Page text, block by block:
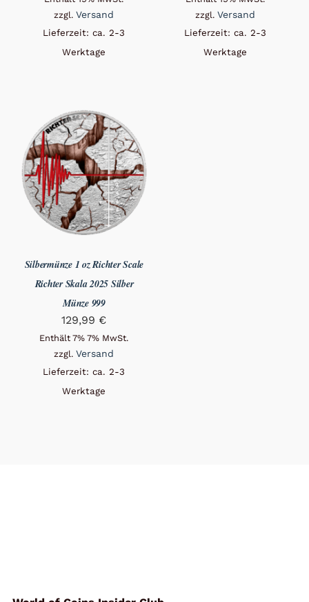
zzgl.Versand
Lieferzeit: ca. 2-3
Werktage
zzgl. Versand
Lieferzeit: ca. 2-3
Werktage
Silbermünze 1 oz Richter Scale
Richter Skala 2025 Silber
Münze 999
129,99 €
Enthält 7% 7% MwSt.
zzgl.Versand
Lieferzeit: ca. 2-3
Werktage